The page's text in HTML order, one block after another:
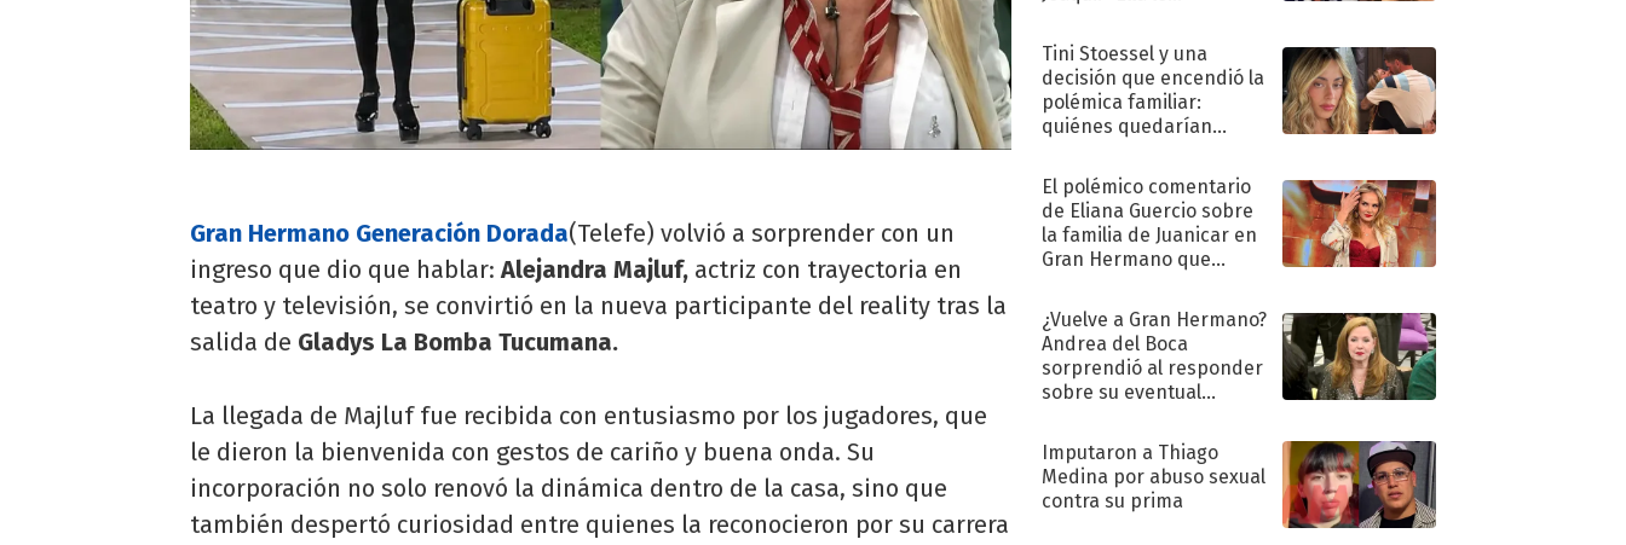
Gran Hermano Generación Dorada(Telefe) volvió a sorprender con un
ingreso que dio que hablar:Alejandra Majluf, actriz con trayectoria en
teatro y televisión, se convirtió en la nueva participante del reality tras la
salida de Gladys La Bomba Tucumana.
La llegada de Majluf fue recibida con entusiasmo por los jugadores, que
le dieron la bienvenida con gestos de cariño y buena onda. Su
incorporación no solo renovó la dinámica dentro de la casa, sino que
también despertó curiosidad entre quienes la reconocieron por su carrera
Tini Stoessel y una
decisión que encendió la
polémica familiar:
quiénes quedarían
El polémico comentario
de Eliana Guercio sobre
la familia de Juanicar en
Gran Hermano que
¿Vuelve a Gran Hermano?
Andrea del Boca
sorprendió al responder
sobre su eventual
Imputaron a Thiago
Medina por abuso sexual
contra su prima